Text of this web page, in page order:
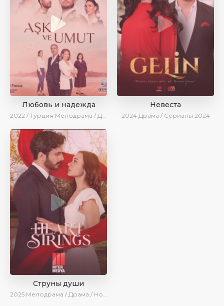
Любовь и надежда
2022 / Турция Мелодрама / Драма / BeniAffet
Невеста
2024 Драма / Сериалы 2024
Струны души
2025 Мелодрама / Драма / Новинки / Сериалы 2025